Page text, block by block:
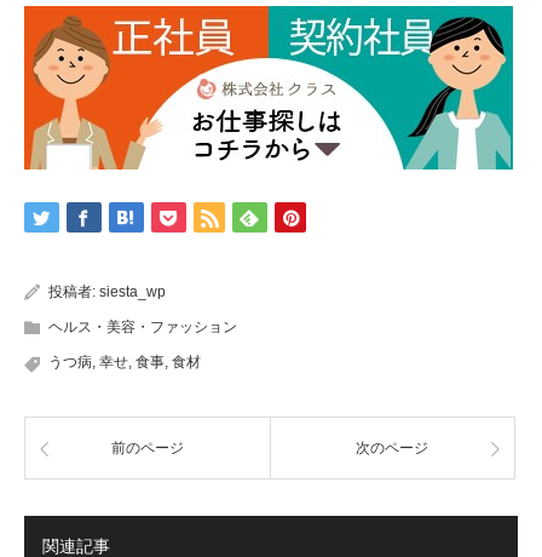
投稿者: siesta_wp
ヘルス・美容・ファッション
うつ病 幸せ 食事 食材
前のページ 次のページ
関連記事